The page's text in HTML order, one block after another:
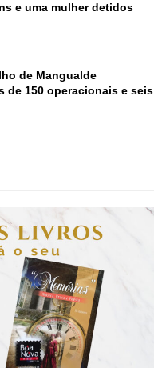
e uma mulher detidos
de Mangualde
de 150 operacionais e seis